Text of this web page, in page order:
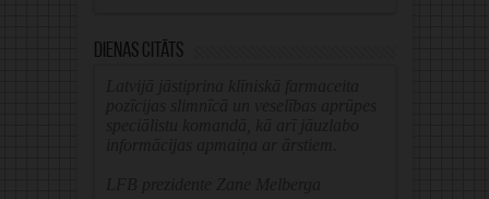
Dienas citāts